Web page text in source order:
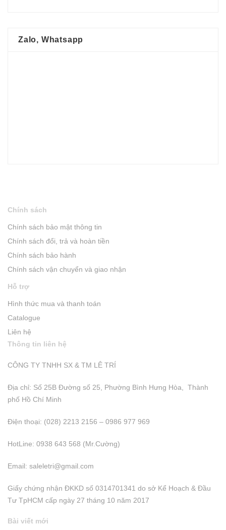
Zalo, Whatsapp
Chính sách
Chính sách bảo mật thông tin
Chính sách đổi, trả và hoàn tiền
Chính sách bảo hành
Chính sách vận chuyển và giao nhận
Hỗ trợ
Hình thức mua và thanh toán
Catalogue
Liên hệ
Thông tin liên hệ
CÔNG TY TNHH SX & TM LÊ TRÍ
Địa chỉ: Số 25B Đường số 25, Phường Bình Hưng Hòa, Thành
phố Hồ Chí Minh
Điện thoại: (028) 2213 2156 – 0986 977 969
HotLine: 0938 643 568 (Mr.Cường)
Email: saleletri@gmail.com
Giấy chứng nhận ĐKKD số 0314701341 do sở Kể Hoạch & Đầu
Tư TpHCM cấp ngày 27 tháng 10 năm 2017
Bài viết mới